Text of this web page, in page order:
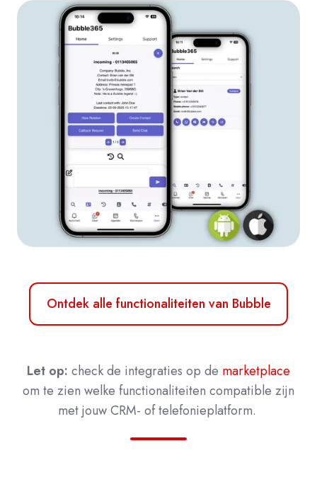
Ontdek alle functionaliteiten van Bubble
Let op: check de integraties op de marketplace
om te zien welke functionaliteiten compatible zijn
met jouw CRM- of telefonieplatform.